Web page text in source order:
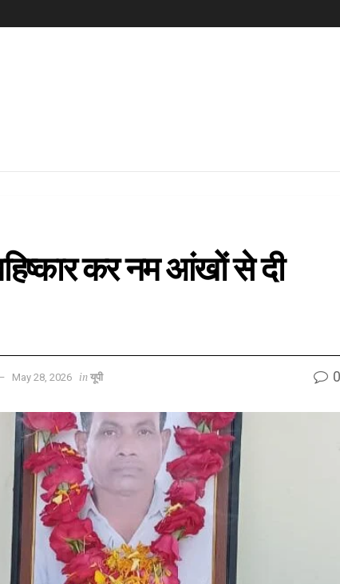
कर नम आंखों से दी
May 28, 2026 in यूपी 0